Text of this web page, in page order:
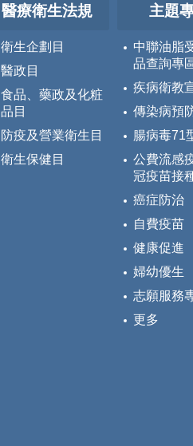
醫療衛生法規
衛生企劃目
醫政目
食品、藥政及化粧
品目
防疫及營業衛生目
衛生保健目
主題
中聯油脂
品查詢專
疾病衛教
傳染病預
腸病毒71
公費流感
冠疫苗接
癌症防治
自費疫苗
健康促進
婦幼優生
志願服務
更多